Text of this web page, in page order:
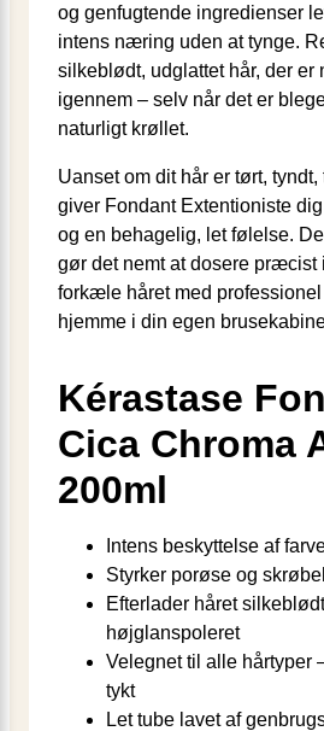
og genfugtende ingredienser
intens næring uden at tynge.
silkeblødt, udglattet hår, der er
igennem – selv når det er
naturligt krøllet.
Uanset om dit hår er tørt, tyndt,
giver Fondant Extentioniste
og en behagelig, let følelse.
gør det nemt at dosere præcist
forkæle håret med
hjemme i din egen
Kérastase
Cica Chroma
200ml
Intens beskyttelse af
Styrker porøse og
Efterlader håret
højglanspoleret
Velegnet til alle hårtyper
tykt
Let tube lavet af